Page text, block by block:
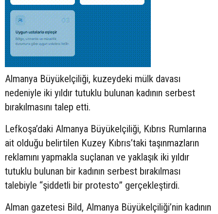
Almanya Büyükelçiliği, kuzeydeki mülk davası
nedeniyle iki yıldır tutuklu bulunan kadının serbest
bırakılmasını talep etti.
Lefkoşa’daki Almanya Büyükelçiliği, Kıbrıs Rumlarına
ait olduğu belirtilen Kuzey Kıbrıs’taki taşınmazların
reklamını yapmakla suçlanan ve yaklaşık iki yıldır
tutuklu bulunan bir kadının serbest bırakılması
talebiyle “şiddetli bir protesto” gerçekleştirdi.
Alman gazetesi Bild, Almanya Büyükelçiliği’nin kadının